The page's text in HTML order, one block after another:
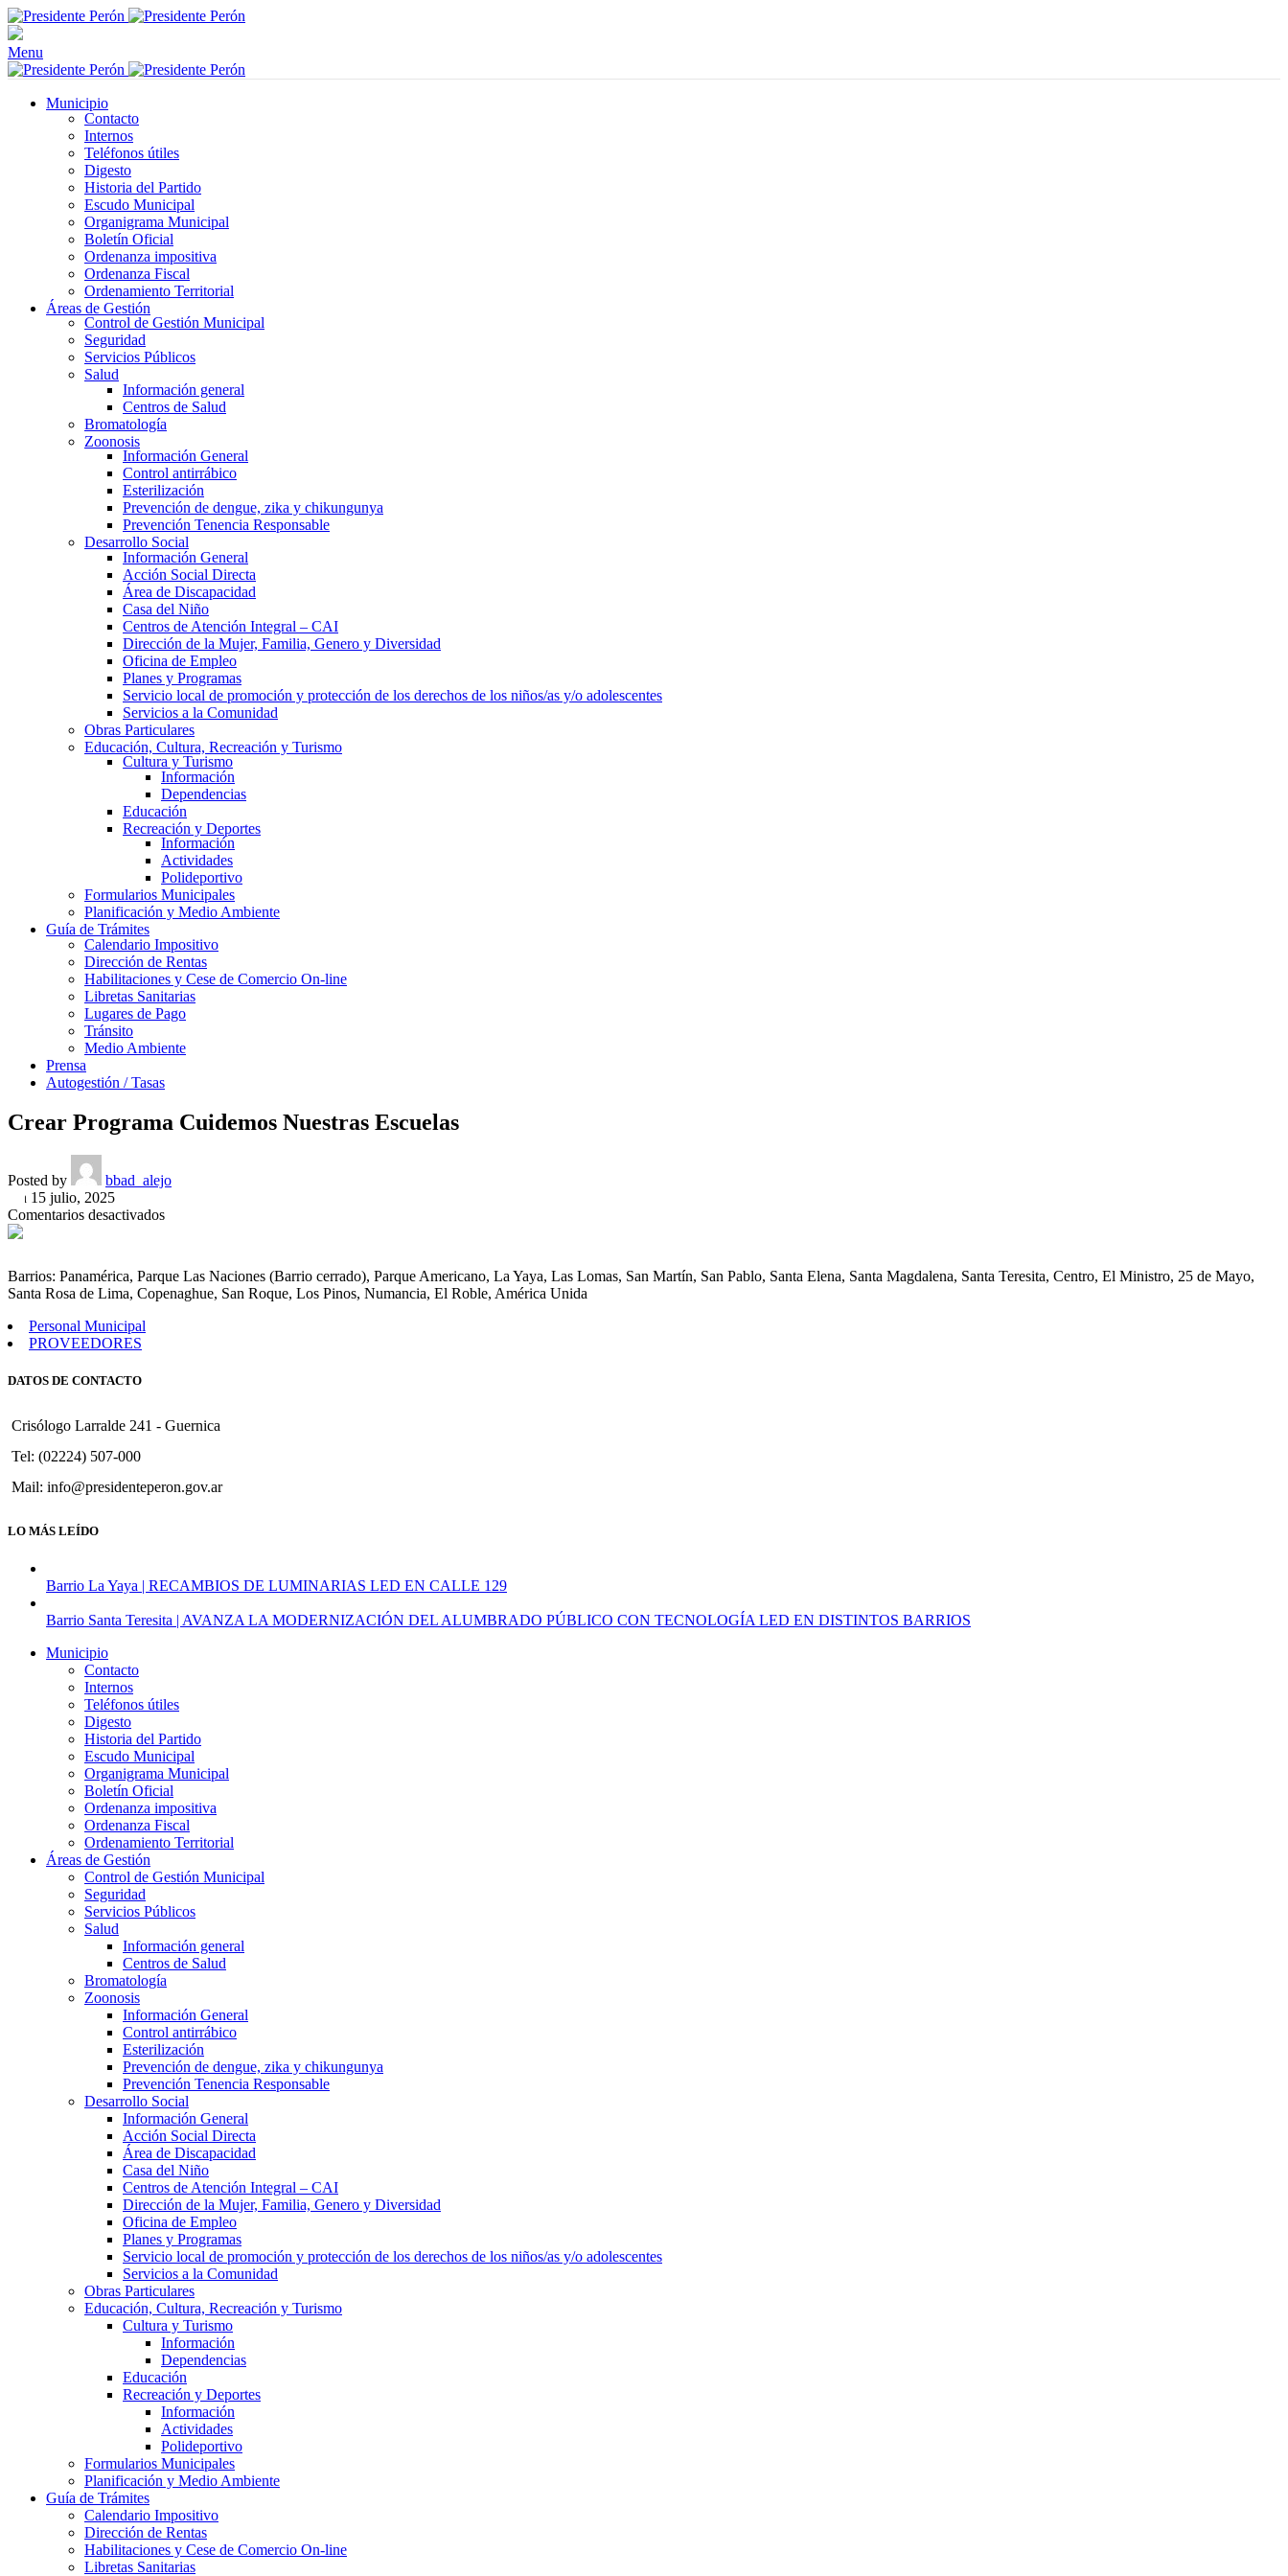
Menu
Municipio
Contacto
Internos
Teléfonos útiles
Digesto
Historia del Partido
Escudo Municipal
Organigrama Municipal
Boletín Oficial
Ordenanza impositiva
Ordenanza Fiscal
Ordenamiento Territorial
Áreas de Gestión
Control de Gestión Municipal
Seguridad
Servicios Públicos
Salud
Información general
Centros de Salud
Bromatología
Zoonosis
Información General
Control antirrábico
Esterilización
Prevención de dengue, zika y chikungunya
Prevención Tenencia Responsable
Desarrollo Social
Información General
Acción Social Directa
Área de Discapacidad
Casa del Niño
Centros de Atención Integral – CAI
Dirección de la Mujer, Familia, Genero y Diversidad
Oficina de Empleo
Planes y Programas
Servicio local de promoción y protección de los derechos de los niños/as y/o adolescentes
Servicios a la Comunidad
Obras Particulares
Educación, Cultura, Recreación y Turismo
Cultura y Turismo
Información
Dependencias
Educación
Recreación y Deportes
Información
Actividades
Polideportivo
Formularios Municipales
Planificación y Medio Ambiente
Guía de Trámites
Calendario Impositivo
Dirección de Rentas
Habilitaciones y Cese de Comercio On-line
Libretas Sanitarias
Lugares de Pago
Tránsito
Medio Ambiente
Prensa
Autogestión / Tasas
Crear Programa Cuidemos Nuestras Escuelas
Posted by
bbad_alejo
On 15 julio, 2025
Comentarios desactivadosen
Nuestras
Escuelas
Barrios: Panamérica, Parque Las Naciones (Barrio cerrado), Parque Americano, La Yaya, Las Lomas, San Martín, San Pablo, Santa Elena, Santa Magdalena, Santa Teresita, Centro, El Ministro, 25 de Mayo,
Santa Rosa de Lima, Copenaghue, San Roque, Los Pinos, Numancia, El Roble, América Unida
Personal Municipal
PROVEEDORES
DATOS DE CONTACTO
Crisólogo Larralde 241 - Guernica
Tel: (02224) 507-000
Mail: info@presidenteperon.gov.ar
LO MÁS LEÍDO
Barrio La Yaya | RECAMBIOS DE LUMINARIAS LED EN CALLE 129
Barrio Santa Teresita | AVANZA LA MODERNIZACIÓN DEL ALUMBRADO PÚBLICO CON TECNOLOGÍA LED EN DISTINTOS BARRIOS
Municipio
Contacto
Internos
Teléfonos útiles
Digesto
Historia del Partido
Escudo Municipal
Organigrama Municipal
Boletín Oficial
Ordenanza impositiva
Ordenanza Fiscal
Ordenamiento Territorial
Áreas de Gestión
Control de Gestión Municipal
Seguridad
Servicios Públicos
Salud
Información general
Centros de Salud
Bromatología
Zoonosis
Información General
Control antirrábico
Esterilización
Prevención de dengue, zika y chikungunya
Prevención Tenencia Responsable
Desarrollo Social
Información General
Acción Social Directa
Área de Discapacidad
Casa del Niño
Centros de Atención Integral – CAI
Dirección de la Mujer, Familia, Genero y Diversidad
Oficina de Empleo
Planes y Programas
Servicio local de promoción y protección de los derechos de los niños/as y/o adolescentes
Servicios a la Comunidad
Obras Particulares
Educación, Cultura, Recreación y Turismo
Cultura y Turismo
Información
Dependencias
Educación
Recreación y Deportes
Información
Actividades
Polideportivo
Formularios Municipales
Planificación y Medio Ambiente
Guía de Trámites
Calendario Impositivo
Dirección de Rentas
Habilitaciones y Cese de Comercio On-line
Libretas Sanitarias